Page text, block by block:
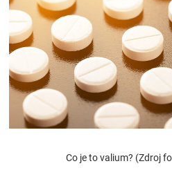
pro
děti
Těhotenské
oblečení
Co je to valium? (Zdroj